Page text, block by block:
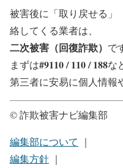
被害後に「取り戻せる」
絡してくる業者は、
二次被害（回復詐欺） で
まずは#9110 / 110 / 188な
第三者に安易に個人情報
© 詐欺被害ナビ編集部
編集部について ｜
編集方針 ｜